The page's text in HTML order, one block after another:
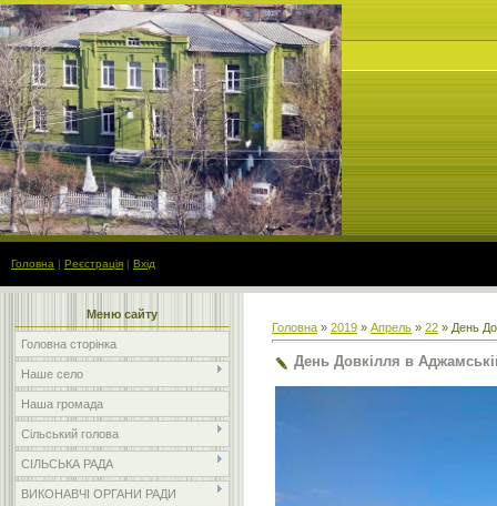
Головна | Реєстрація | Вхід
Меню сайту
Головна сторінка
Наше село
Наша громада
Сільський голова
СІЛЬСЬКА РАДА
ВИКОНАВЧІ ОРГАНИ РАДИ
Головна » 2019 » Апрель » 22 » День
День Довкілля в